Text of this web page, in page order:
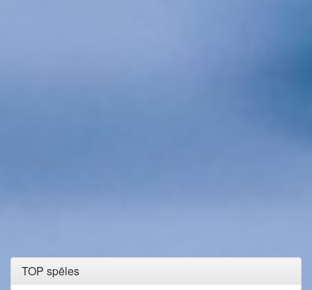
TOP spēles